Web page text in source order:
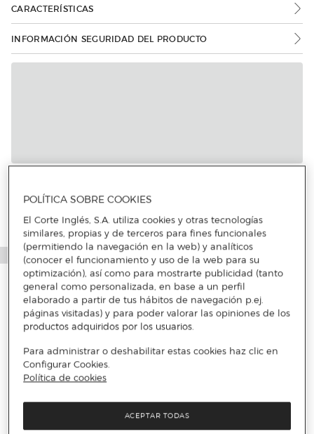
CARACTERÍSTICAS
INFORMACIÓN SEGURIDAD DEL PRODUCTO
POLÍTICA SOBRE COOKIES
El Corte Inglés, S.A. utiliza cookies y otras tecnologías
similares, propias y de terceros para fines funcionales
(permitiendo la navegación en la web) y analíticos
(conocer el funcionamiento y uso de la web para su
optimización), así como para mostrarte publicidad (tanto
general como personalizada, en base a un perfil
elaborado a partir de tus hábitos de navegación p.ej.
páginas visitadas) y para poder valorar las opiniones de los
productos adquiridos por los usuarios.
Para administrar o deshabilitar estas cookies haz clic en
Configurar Cookies.
Política de cookies
ACEPTAR TODAS